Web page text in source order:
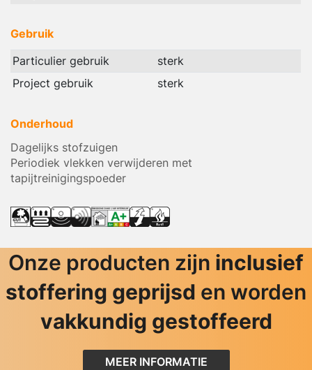
Gebruik
Particulier gebruik
sterk
Project gebruik
sterk
Onderhoud
Dagelijks stofzuigen
Periodiek vlekken verwijderen met
tapijtreinigingspoeder
Onze producten zijn inclusief
stoffering geprijsd en worden
vakkundig gestoffeerd
MEER INFORMATIE